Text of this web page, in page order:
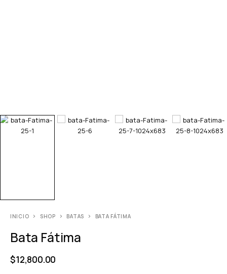
INICIO SHOP BATAS BATA FÁTIMA
Bata Fátima
$12,800.00